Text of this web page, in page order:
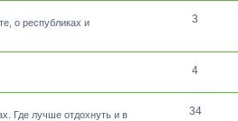
о республиках и
3
4
Где лучше отдохнуть и в
34